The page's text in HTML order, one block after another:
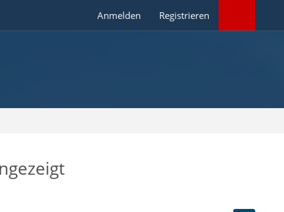
Anmelden Registrieren